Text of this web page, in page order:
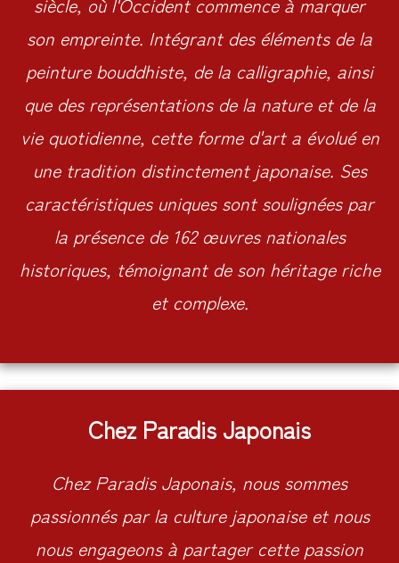
siècle, où l'Occident commence à marquer
son empreinte. Intégrant des éléments de la
peinture bouddhiste, de la calligraphie, ainsi
que des représentations de la nature et de la
vie quotidienne, cette forme d'art a évolué en
une tradition distinctement japonaise. Ses
caractéristiques uniques sont soulignées par
la présence de 162 œuvres nationales
historiques, témoignant de son héritage riche
et complexe.
Chez Paradis Japonais
Chez Paradis Japonais, nous sommes
passionnés par la culture japonaise et nous
nous engageons à partager cette passion